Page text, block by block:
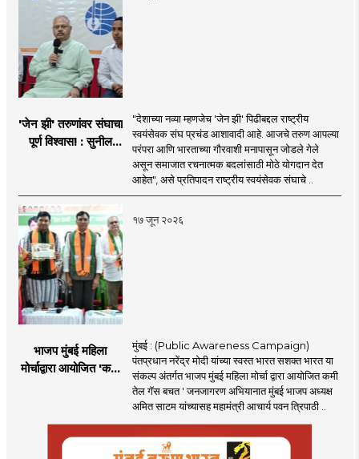
'जेन झी' तरुणांवर संघाचा
पूर्ण विश्वास! : सुनील
"देशाच्या नव्या म्हणजेच 'जेन झी' पिढीबद्दल राष्ट्रीय
स्वयंसेवक संघ प्रचंड आशावादी आहे. आजचे तरुण आपल्या
परंपरा आणि भारताच्या गौरवाशी मनापासून जोडले गेले
असून समाजात रचनात्मक बदलांसाठी मोठे योगदान देत
आहेत", असे प्रतिपादन राष्ट्रीय स्वयंसेवक संघाचे ..
१७ जून २०२६
भाजप मुंबई महिला
मोर्चाद्वारा आयोजित 'कमी
मुंबई : (Public Awareness Campaign)
पंतप्रधान नरेंद्र मोदी यांच्या स्वस्त भारत सशक्त भारत या
संकल्प अंतर्गत भाजप मुंबई महिला मोर्चा द्वारा आयोजित कमी
तेल गॅस बचत ' जनजागरण अभियानात मुंबई भाजप अध्यक्ष
अमित साटम यांच्यासह महामंत्री आचार्य पवन त्रिपाठी ..